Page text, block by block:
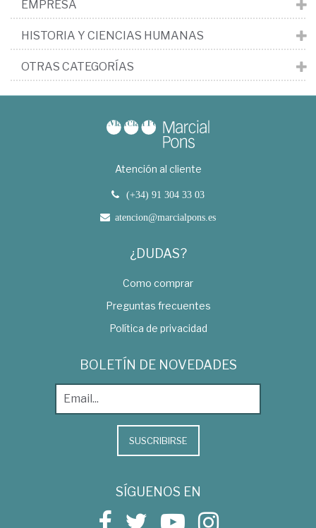
EMPRESA
HISTORIA Y CIENCIAS HUMANAS
OTRAS CATEGORÍAS
Atención al cliente
(+34) 91 304 33 03
atencion@marcialpons.es
¿DUDAS?
Como comprar
Preguntas frecuentes
Política de privacidad
BOLETÍN DE NOVEDADES
SUSCRIBIRSE
SÍGUENOS EN